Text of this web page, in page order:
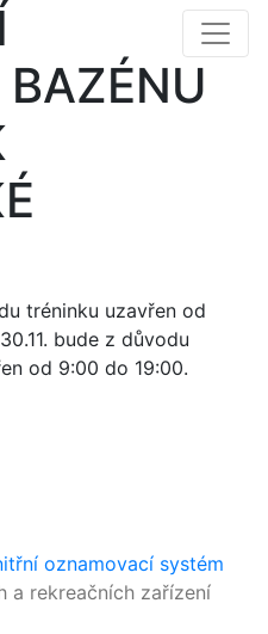
tréninku uzavřen od
bude z důvodu
od 9:00 do 19:00.
oznamovací systém
rekreačních zařízení